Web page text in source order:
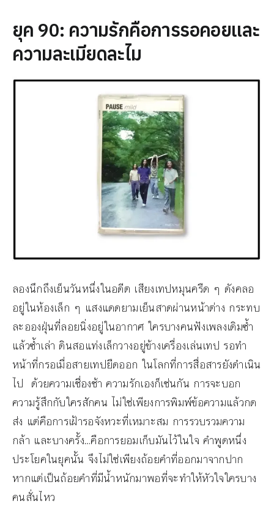
ยุค 90: ความรักคือการรอคอยและ
ความละเมียดละไม
ลองนึกถึงเย็นวันหนึ่งในอดีต เสียงเทปหมุนครืด ๆ ดังคลอ
อยู่ในห้องเล็ก ๆ แสงแดดยามเย็นสาดผ่านหน้าต่าง กระทบ
ละอองฝุ่นที่ลอยนิ่งอยู่ในอากาศ ใครบางคนฟังเพลงเดิมซ้ำ
แล้วซ้ำเล่า ดินสอแท่งเล็กวางอยู่ข้างเครื่องเล่นเทป รอทำ
หน้าที่กรอเมื่อสายเทปยืดออก ในโลกที่การสื่อสารยังดำเนิน
ไป ด้วยความเชื่องช้า ความรักเองก็เช่นกัน การจะบอก
ความรู้สึกกับใครสักคน ไม่ใช่เพียงการพิมพ์ข้อความแล้วกด
ส่ง แต่คือการเฝ้ารอจังหวะที่เหมาะสม การรวบรวมความ
กล้า และบางครั้ง…คือการยอมเก็บมันไว้ในใจ คำพูดหนึ่ง
ประโยคในยุคนั้น จึงไม่ใช่เพียงถ้อยคำที่ออกมาจากปาก
หากแต่เป็นถ้อยคำที่มีน้ำหนักมาพอที่จะทำให้หัวใจใครบาง
คนสั่นไหว